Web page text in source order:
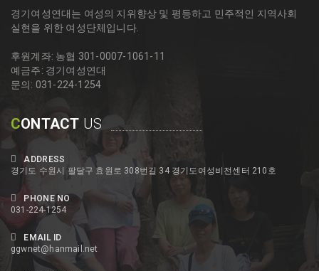
경기여성연대는 여성의 지위향상 및 평등하고 민주적인 지역사회
실현을 위한 여성단체입니다.
후원계좌: 농협 301-0007-1061-11
예금주: 경기여성연대
문의: 031-224-1254
CONTACT US
ADDRESS
경기도 수원시 팔달구 효원로 308번길 34 경기도여성비전센터 210호
PHONE NO
031-224-1254
EMAIL ID
ggwnet@hanmail.net